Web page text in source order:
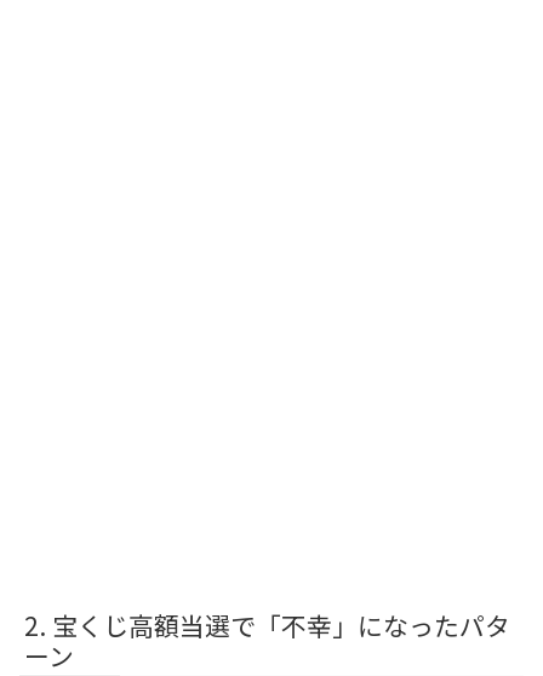
宝くじ高額当選で「不幸」になったパタ
ーン